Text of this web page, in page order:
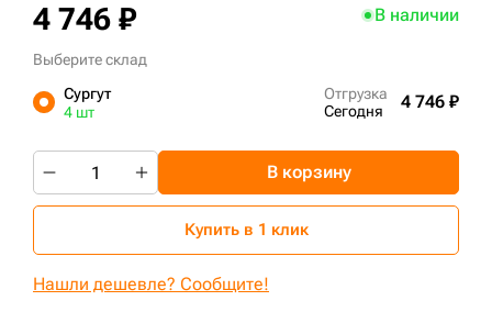
4 746 ₽ В наличии
Выберите склад
Сургут
4 шт
Отгрузка
Сегодня
4 746 ₽
В корзину
Купить в 1 клик
Нашли дешевле? Сообщите!